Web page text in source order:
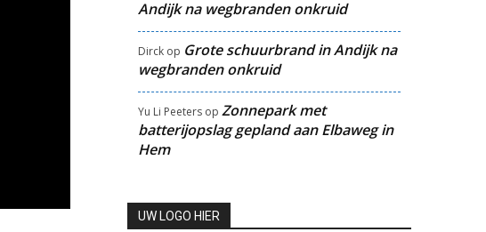
Andijk na wegbranden onkruid
Dirckop Grote schuurbrand in Andijk na
wegbranden onkruid
Yu Li Peetersop Zonnepark met
batterijopslag gepland aan Elbaweg in
Hem
UW LOGO HIER